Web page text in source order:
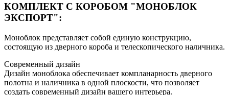
КОМПЛЕКТ С КОРОБОМ "МОНОБЛОК
ЭКСПОРТ":
Моноблок представляет собой единую конструкцию,
состоящую из дверного короба и телескопического наличника.
Современный дизайн
Дизайн моноблока обеспечивает компланарность дверного
полотна и наличника в одной плоскости, что позволяет
создать современный дизайн вашего интерьера.